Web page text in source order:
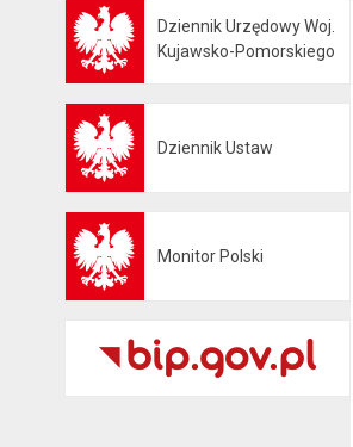
Dziennik Urzędowy Woj.
Kujawsko-Pomorskiego
Dziennik Ustaw
Monitor Polski